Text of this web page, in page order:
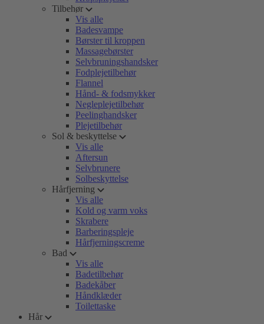
Tilbehør
Vis alle
Badesvampe
Børster til kroppen
Massagebørster
Selvbruningshandsker
Fodplejetilbehør
Flannel
Hånd- & fodsmykker
Negleplejetilbehør
Peelinghandsker
Plejetilbehør
Sol & beskyttelse
Vis alle
Aftersun
Selvbrunere
Solbeskyttelse
Hårfjerning
Vis alle
Kold og varm voks
Skrabere
Barberingspleje
Hårfjerningscreme
Bad
Vis alle
Badetilbehør
Badekåber
Håndklæder
Toilettaske
Hår